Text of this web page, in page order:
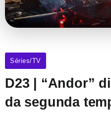
Séries/TV
D23 | “Andor”
da segunda